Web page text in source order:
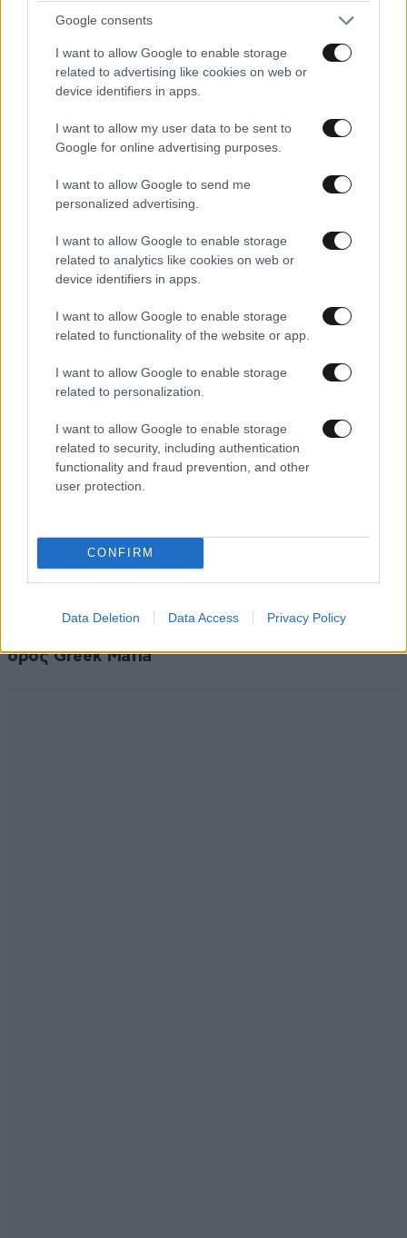
Google consents
I want to allow Google to enable storage
related to advertising like cookies on web or
device identifiers in apps.
I want to allow my user data to be sent to
Google for online advertising purposes.
I want to allow Google to send me
personalized advertising.
I want to allow Google to enable storage
related to analytics like cookies on web or
device identifiers in apps.
I want to allow Google to enable storage
related to functionality of the website or app.
I want to allow Google to enable storage
related to personalization.
I want to allow Google to enable storage
related to security, including authentication
functionality and fraud prevention, and other
user protection.
CONFIRM
Data Deletion Data Access Privacy Policy
TRENDING
Η αυτοκρατορία του «Έντικ» και ο «μεγάλος»
όρος Greek Mafia